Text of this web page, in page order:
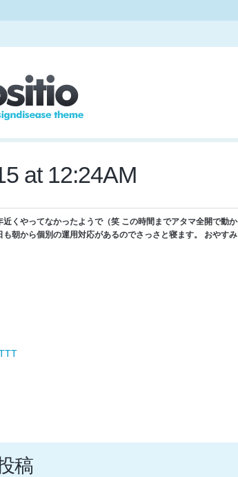
at 12:24AM
くやってなかったようで（笑 この時間までアタマ全開で動か
朝から個別の運用対応があるのでさっさと寝ます。 おやすみ
稿